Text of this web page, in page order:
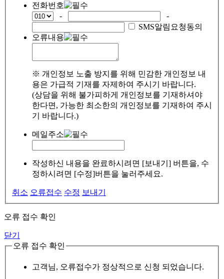
전화번호
-
-
SMS알림요청동의
오류내용
※ 개인정보 노출 방지를 위해 민감한 개인정보 내
용은 가급적 기재를 자제하여 주시기 바랍니다.
(상담을 위해 불가피하게 개인정보를 기재하셔야
한다면, 가능한 최소한의 개인정보를 기재하여 주시
기 바랍니다.)
메일주소
작성하신 내용을 완료하시려면 [보내기] 버튼을, 수
정하시려면 [수정]버튼을 눌러주세요.
취소 오류접수 수정 보내기
오류 접수 확인
닫기
오류 접수 확인
고객님, 오류접수가 정상적으로 신청 되었습니다.